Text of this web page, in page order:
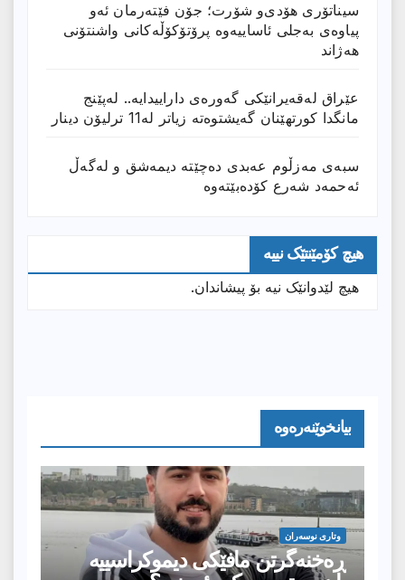
سیناتۆری هۆدی‌و شۆرت؛ جۆن فێتەرمان ئەو
پیاوەی بەجلی ئاساییەوە پرۆتۆکۆڵەکانی واشنتۆنی
هەژاند
عێراق له‌قه‌یرانێكى گه‌وره‌ى داراییدایه‌.. له‌پێنج
مانگدا كورتهێنان گه‌یشتوه‌ته‌ زیاتر له‌11 ترلیۆن دینار
سبەی مەزڵوم عەبدی دەچێتە دیمەشق و لەگەڵ
ئەحمەد شەرع کۆدەبێتەوە
هیچ کۆمێنتێک نییە
هیچ لێدوانێک نیە بۆ پیشاندان.
بیانخوێنەرەوە
وتارى نوسەران
ڕەخنەگرتن مافێکی دیموکراسییە